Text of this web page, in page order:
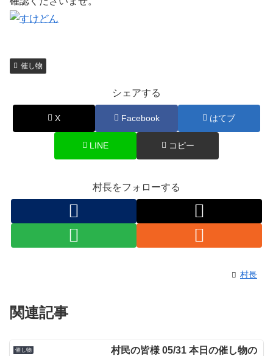
催し物
シェアする
X Facebook はてブ
LINE コピー
村長をフォローする
村長
関連記事
催し物
村民の皆様 05/31 本日の催し物の